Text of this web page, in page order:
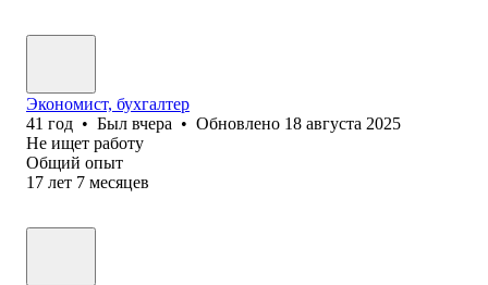
Экономист, бухгалтер
41 год • Был вчера • Обновлено 18 августа 2025
Не ищет работу
Общий опыт
17 лет 7 месяцев